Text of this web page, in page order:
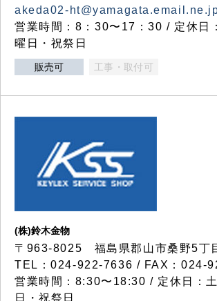
akeda02-
営業時間：8：30〜17：30 / 定休日
曜日・祝祭日
販売可 工事・取付可
(株)鈴木金物
〒963-8025 福島県郡山市桑野5丁
TEL：024-922-7636 / FAX：024-
営業時間：8:30〜18:30 / 定休日：
日・祝祭日